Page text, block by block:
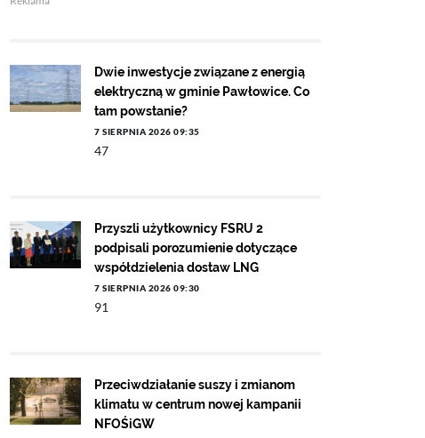
Dwie inwestycje związane z energią
elektryczną w gminie Pawłowice. Co
tam powstanie?
7 SIERPNIA 2026 09:35
47
Przyszli użytkownicy FSRU 2
podpisali porozumienie dotyczące
współdzielenia dostaw LNG
7 SIERPNIA 2026 09:30
91
Przeciwdziałanie suszy i zmianom
klimatu w centrum nowej kampanii
NFOŚiGW